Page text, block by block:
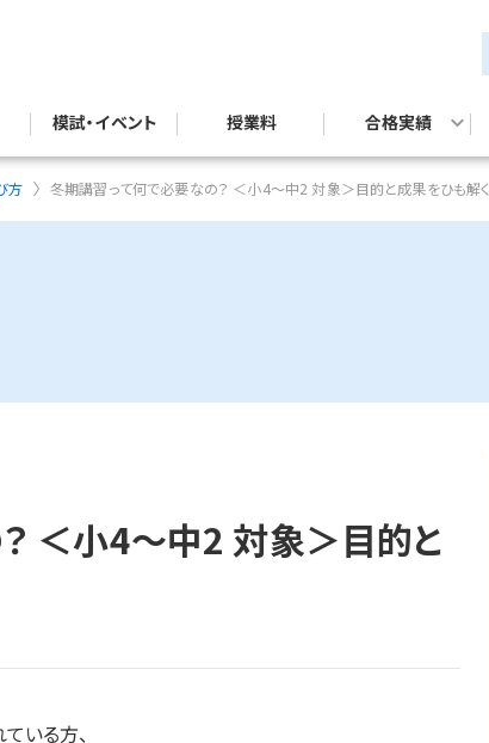
模試・イベント 授業料 合格実績
方 冬期講習って何で必要なの？ ＜小4～中2 対象＞目的と成果をひも解く
＜小4～中2 対象＞目的と
いる方、